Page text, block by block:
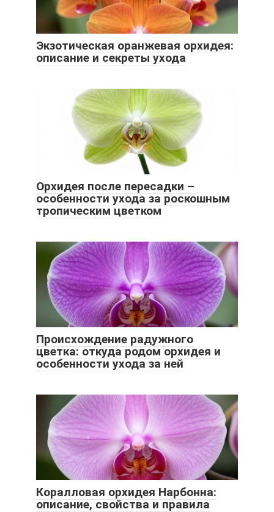
Экзотическая оранжевая орхидея:
описание и секреты ухода
Орхидея после пересадки –
особенности ухода за роскошным
тропическим цветком
Происхождение радужного
цветка: откуда родом орхидея и
особенности ухода за ней
Коралловая орхидея Нарбонна:
описание, свойства и правила